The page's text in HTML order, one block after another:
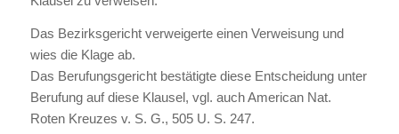
Das Bezirksgericht verweigerte einen Verweisung und
wies die Klage ab.
Das Berufungsgericht bestätigte diese Entscheidung unter
Berufung auf diese Klausel, vgl. auch American Nat.
Roten Kreuzes v. S. G., 505 U. S. 247.